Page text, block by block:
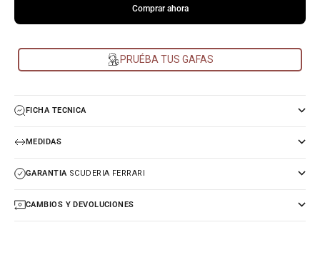
Comprar ahora
PRUÉBA TUS GAFAS
FICHA TECNICA
MEDIDAS
GARANTIASCUDERIA FERRARI
CAMBIOS Y DEVOLUCIONES